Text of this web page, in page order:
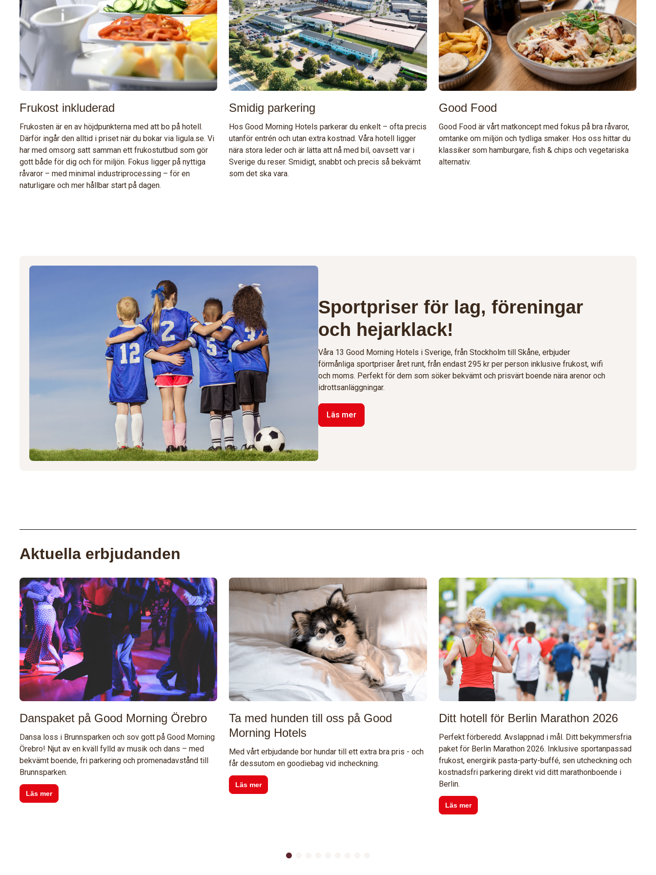
Frukost inkluderad
Frukosten är en av höjdpunkterna med att bo på hotell.
Därför ingår den alltid i priset när du bokar via ligula.se. Vi
har med omsorg satt samman ett frukostutbud som gör
gott både för dig och för miljön. Fokus ligger på nyttiga
råvaror – med minimal industriprocessing – för en
naturligare och mer hållbar start på dagen.
Smidig parkering
Hos Good Morning Hotels parkerar du enkelt – ofta precis
utanför entrén och utan extra kostnad. Våra hotell ligger
nära stora leder och är lätta att nå med bil, oavsett var i
Sverige du reser. Smidigt, snabbt och precis så bekvämt
som det ska vara.
Good Food
Good Food är vårt matkoncept med fokus på bra råvaror,
omtanke om miljön och tydliga smaker. Hos oss hittar du
klassiker som hamburgare, fish & chips och vegetariska
alternativ.
Sportpriser för lag, föreningar
och hejarklack!
Våra 13 Good Morning Hotels i Sverige, från Stockholm till Skåne, erbjuder
förmånliga sportpriser året runt, från endast 295 kr per person inklusive frukost, wifi
och moms. Perfekt för dem som söker bekvämt och prisvärt boende nära arenor och
idrottsanläggningar.
Läs mer
Aktuella erbjudanden
Danspaket på Good Morning Örebro
Dansa loss i Brunnsparken och sov gott på Good Morning
Örebro! Njut av en kväll fylld av musik och dans – med
bekvämt boende, fri parkering och promenadavstånd till
Brunnsparken.
Läs mer
Ta med hunden till oss på Good
Morning Hotels
Med vårt erbjudande bor hundar till ett extra bra pris - och
får dessutom en goodiebag vid incheckning.
Läs mer
Ditt hotell för Berlin Marathon 2026
Perfekt förberedd. Avslappnad i mål. Ditt bekymmersfria
paket för Berlin Marathon 2026. Inklusive sportanpassad
frukost, energirik pasta-party-buffé, sen utcheckning och
kostnadsfri parkering direkt vid ditt marathonboende i
Berlin.
Läs mer